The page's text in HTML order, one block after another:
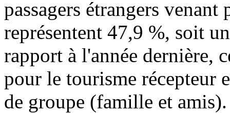
passagers étrangers
représentent 47,9 %, soit
rapport à l'année dernière,
pour le tourisme récepteur
de groupe (famille et amis).